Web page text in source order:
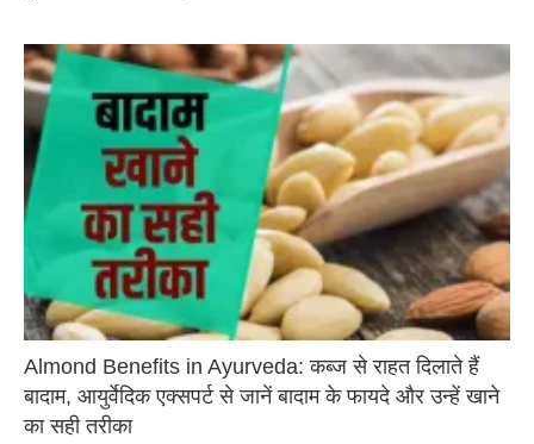
Almond Benefits in Ayurveda: कब्ज से राहत दिलाते हैं
बादाम, आयुर्वेदिक एक्सपर्ट से जानें बादाम के फायदे और उन्हें खाने
का सही तरीका